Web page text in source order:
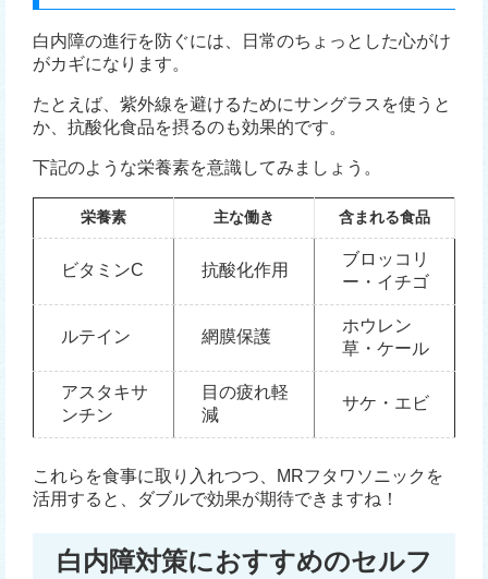
白内障の進行を防ぐには、日常のちょっとした心がけ
がカギになります。
たとえば、紫外線を避けるためにサングラスを使うと
か、抗酸化食品を摂るのも効果的です。
下記のような栄養素を意識してみましょう。
栄養素 主な働き 含まれる食品
ビタミンC 抗酸化作用
ブロッコリ
ー・イチゴ
ルテイン 網膜保護
ホウレン
草・ケール
アスタキサ
ンチン
目の疲れ軽
減
サケ・エビ
これらを食事に取り入れつつ、MRフタワソニックを
活用すると、ダブルで効果が期待できますね！
白内障対策におすすめのセルフ